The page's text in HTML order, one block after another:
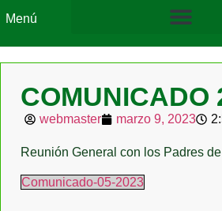
Menú
COMUNICADO
webmaster marzo 9, 2023
Reunión General con los Padres
Comunicado-05-2023